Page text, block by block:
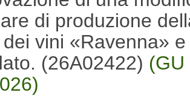
di produzione
vini «Ravenna»
(26A02422)